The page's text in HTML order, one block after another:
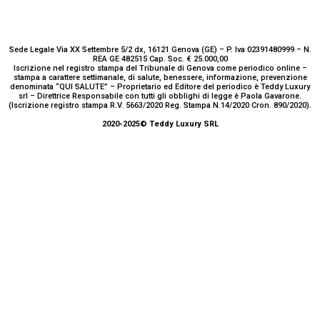
Sede Legale Via XX Settembre 5/2 dx, 16121 Genova (GE) – P. Iva 02391480999 – N.
REA GE 482515 Cap. Soc. € 25.000,00
Iscrizione nel registro stampa del Tribunale di Genova come periodico online –
stampa a carattere settimanale, di salute, benessere, informazione, prevenzione
denominata “QUI SALUTE” – Proprietario ed Editore del periodico è Teddy Luxury
srl – Direttrice Responsabile con tutti gli obblighi di legge è Paola Gavarone.
(Iscrizione registro stampa R.V. 5663/2020 Reg. Stampa N.14/2020 Cron. 890/2020).
2020-2025© Teddy Luxury SRL